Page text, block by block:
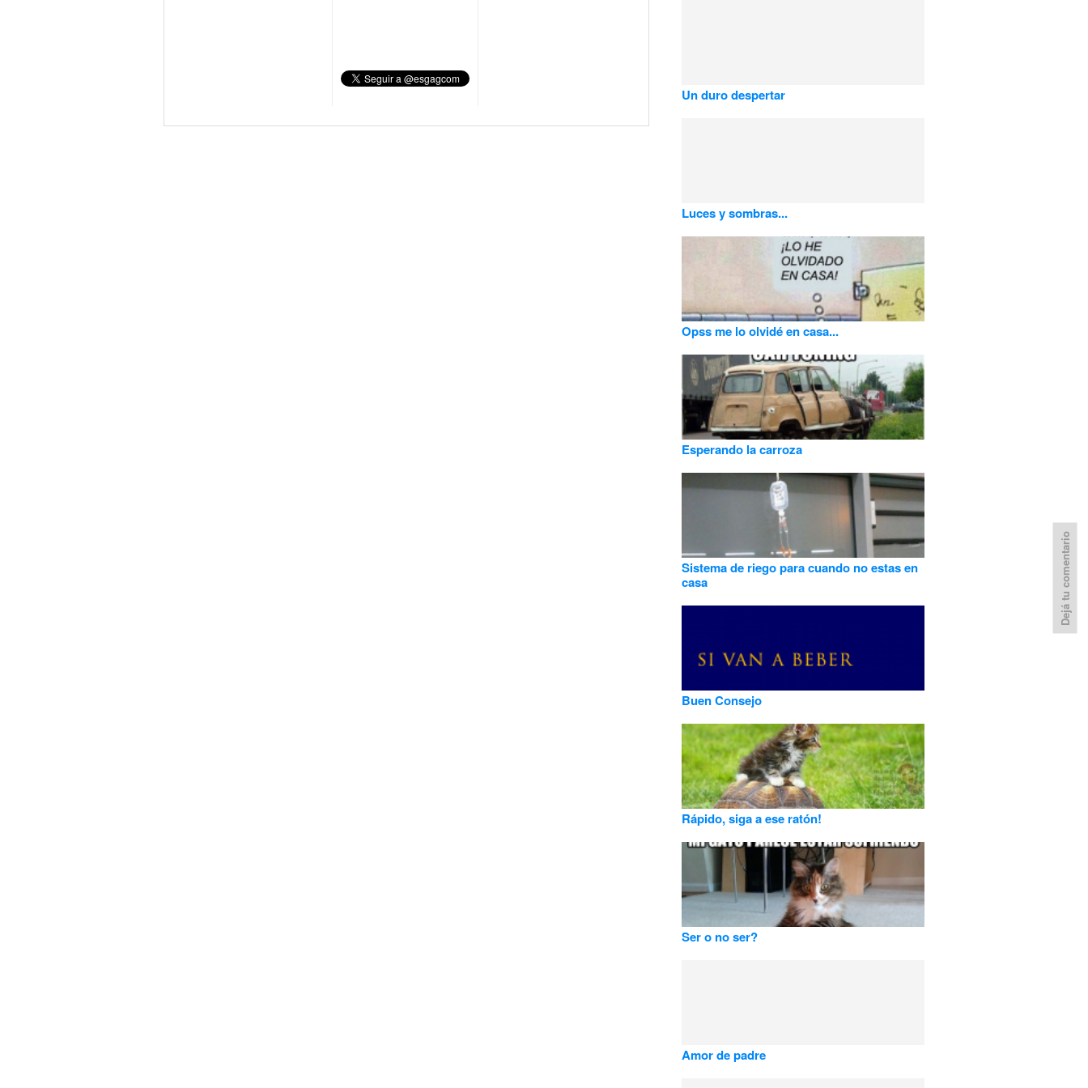
Un duro despertar
Luces y sombras...
Opss me lo olvidé en casa...
Esperando la carroza
Sistema de riego para cuando no estas en
casa
Buen Consejo
Rápido, siga a ese ratón!
Ser o no ser?
Amor de padre
Dejá tu comentario